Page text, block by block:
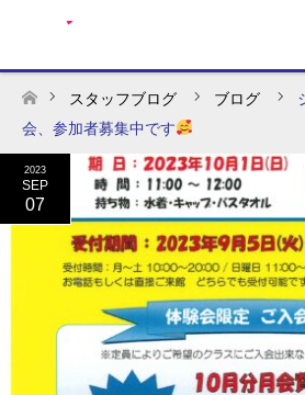
ホーム
スタッフブログ ブログ
会、参加者募集中です
2023
SEP
07